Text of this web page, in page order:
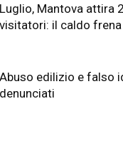
Luglio, Mantova attira
visitatori: il caldo
Abuso edilizio e falso
denunciati